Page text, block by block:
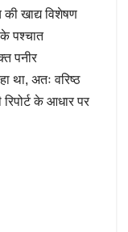
खाद्य विशेषण
के पश्चात
पनीर
था, अतः वरिष्ठ
रिपोर्ट के आधार पर